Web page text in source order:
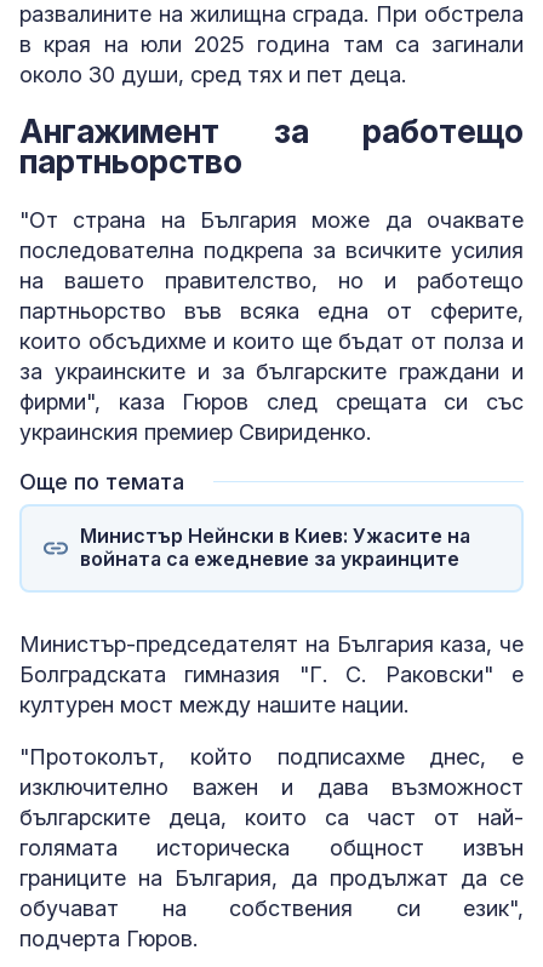
развалините на жилищна сграда. При обстрела
в края на юли 2025 година там са загинали
около 30 души, сред тях и пет деца.
Ангажимент за работещо
партньорство
"От страна на България може да очаквате
последователна подкрепа за всичките усилия
на вашето правителство, но и работещо
партньорство във всяка една от сферите,
които обсъдихме и които ще бъдат от полза и
за украинските и за българските граждани и
фирми", каза Гюров след срещата си със
украинския премиер Свириденко.
Още по темата
Министър Нейнски в Киев: Ужасите на
войната са ежедневие за украинците
Министър-председателят на България каза, че
Болградската гимназия "Г. С. Раковски" е
културен мост между нашите нации.
"Протоколът, който подписахме днес, е
изключително важен и дава възможност
българските деца, които са част от най-
голямата историческа общност извън
границите на България, да продължат да се
обучават на собствения си език",
подчерта Гюров.